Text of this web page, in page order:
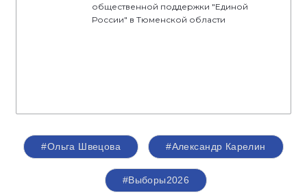
общественной поддержки "Единой
России" в Тюменской области
#Ольга Швецова #Александр Карелин
#Выборы2026